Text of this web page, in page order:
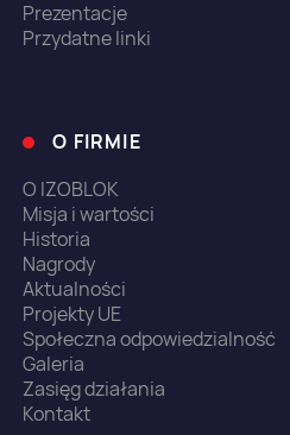
Prezentacje
Przydatne linki
O FIRMIE
O IZOBLOK
Misja i wartości
Historia
Nagrody
Aktualności
Projekty UE
Społeczna odpowiedzialność
Galeria
Zasięg działania
Kontakt